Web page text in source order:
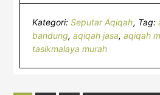
Kategori:Seputar Aqiqah Tag:
bandung,aqiqah jasa,aqiqah
tasikmalaya murah